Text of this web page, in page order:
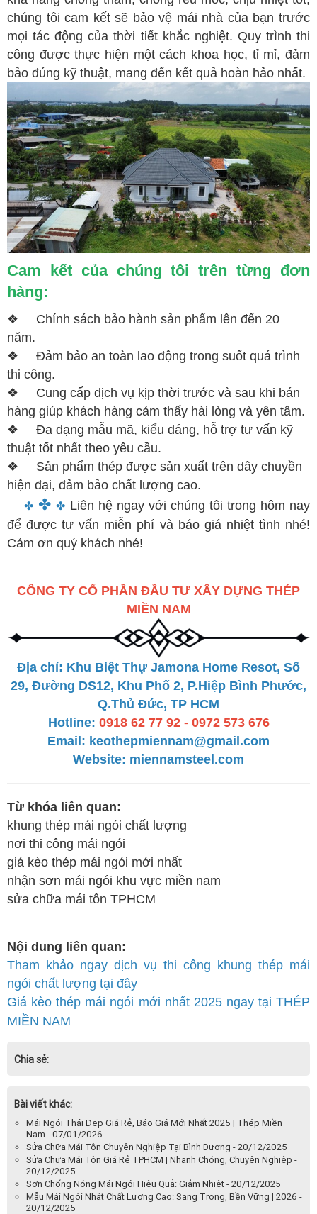
chúng tôi cam kết sẽ bảo vệ mái nhà của bạn trước
mọi tác động của thời tiết khắc nghiệt. Quy trình thi
công được thực hiện một cách khoa học, tỉ mỉ, đảm
bảo đúng kỹ thuật, mang đến kết quả hoàn hảo nhất.
Cam kết của chúng tôi trên từng đơn
hàng:
❖ Chính sách bảo hành sản phẩm lên đến 20
năm.
❖ Đảm bảo an toàn lao động trong suốt quá trình
thi công.
❖ Cung cấp dịch vụ kịp thời trước và sau khi bán
hàng giúp khách hàng cảm thấy hài lòng và yên tâm.
❖ Đa dạng mẫu mã, kiểu dáng, hỗ trợ tư vấn kỹ
thuật tốt nhất theo yêu cầu.
❖ Sản phẩm thép được sản xuất trên dây chuyền
hiện đại, đảm bảo chất lượng cao.
✤ ✤ ✤ Liên hệ ngay với chúng tôi trong hôm nay
để được tư vấn miễn phí và báo giá nhiệt tình nhé!
Cảm ơn quý khách nhé!
CÔNG TY CỔ PHẦN ĐẦU TƯ XÂY DỰNG THÉP
MIỀN NAM
Địa chỉ: Khu Biệt Thự Jamona Home Resot, Số
29, Đường DS12, Khu Phố 2, P.Hiệp Bình Phước,
Q.Thủ Đức, TP HCM
Hotline: 0918 62 77 92 - 0972 573 676
Email: keothepmiennam@gmail.com
Website: miennamsteel.com
Từ khóa liên quan:
khung thép mái ngói chất lượng
nơi thi công mái ngói
giá kèo thép mái ngói mới nhất
nhận sơn mái ngói khu vực miền nam
sửa chữa mái tôn TPHCM
Nội dung liên quan:
Tham khảo ngay dịch vụ thi công khung thép mái
ngói chất lượng tại đây
Giá kèo thép mái ngói mới nhất 2025 ngay tại THÉP
MIỀN NAM
Chia sẻ:
Bài viết khác:
Mái Ngói Thái Đẹp Giá Rẻ, Báo Giá Mới Nhất 2025 | Thép Miền
Nam - 07/01/2026
Sửa Chữa Mái Tôn Chuyên Nghiệp Tại Bình Dương - 20/12/2025
Sửa Chữa Mái Tôn Giá Rẻ TPHCM | Nhanh Chóng, Chuyên Nghiệp -
20/12/2025
Sơn Chống Nóng Mái Ngói Hiệu Quả: Giảm Nhiệt - 20/12/2025
Mẫu Mái Ngói Nhật Chất Lượng Cao: Sang Trọng, Bền Vững | 2026 -
20/12/2025